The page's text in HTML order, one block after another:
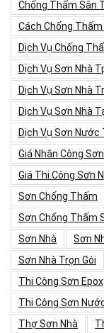
Chống Thấm Sân
Cách Chống
Dịch Vụ Chống
Dịch Vụ Sơn Nhà
Dịch Vụ Sơn Nhà
Dịch Vụ Sơn Nhà
Dịch Vụ Sơn Nước
Giá Nhân Công
Giá Thi Công Sơn
Sơn Chống Thấm
Sơn Chống Thấm
Sơn Nhà
Sơn
Sơn Nhà Trọn Gói
Thi Công Sơn
Thi Công Sơn
Thợ Sơn Nhà